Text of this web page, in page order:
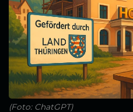
(Foto: ChatGPT)